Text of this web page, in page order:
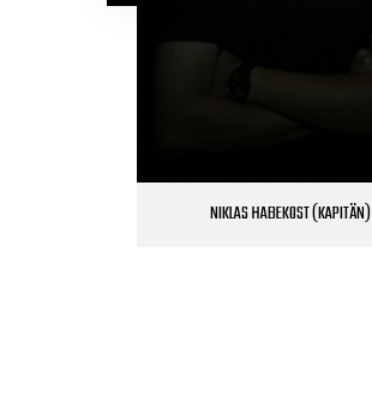
NIKLAS HABEKOST (KAPITÄN)